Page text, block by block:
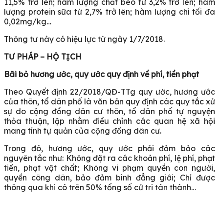
lượng protein sữa từ 2,7% trở lên; hàm lượng chì tối đa
0,02mg/kg…
Thông tư này có hiệu lực từ ngày 1/7/2018.
TƯ PHÁP – HỘ TỊCH
Bãi bỏ hương ước, quy ước quy định về phí, tiền phạt
Theo Quyết định 22/2018/QĐ-TTg quy ước, hương ước
của thôn, tổ dân phố là văn bản quy định các quy tắc xử
sự do cộng đồng dân cư thôn, tổ dân phố tự nguyện
thỏa thuận, lập nhằm điều chỉnh các quan hệ xã hội
mang tính tự quản của cộng đồng dân cư.
Trong đó, hương ước, quy ước phải đảm bảo các
nguyên tắc như: Không đặt ra các khoản phí, lệ phí, phạt
tiền, phạt vật chất; Không vi phạm quyền con người,
quyền công dân, bảo đảm bình đẳng giới; Chỉ được
thông qua khi có trên 50% tổng số cử tri tán thành…